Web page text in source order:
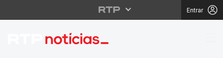
Entrar